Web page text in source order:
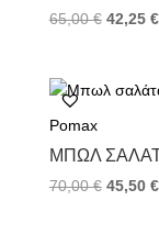
65,00€ 42,25 €
Pomax
ΜΠΩΛ
70,00€ 45,50 €